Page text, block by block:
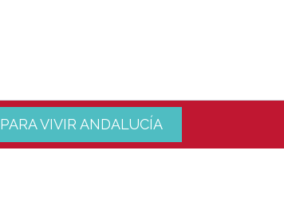
PARA VIVIR ANDALUCÍA